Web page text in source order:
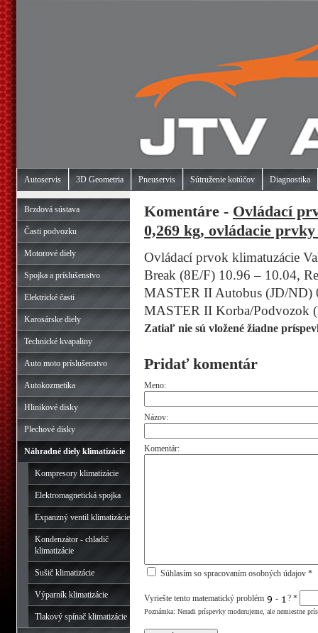
Autoservis 3D Geometria Pneuservis Sútruženie kotúčov Diagnostika
Brzdová sústava
Časti podvozku
Motorové diely
Spojka a príslušenstvo
Elektrické časti
Karosárske diely
Technické kvapaliny
Auto moto príslušenstvo
Autokozmetika
Hlinikové disky
Plechové disky
Náhradné diely klimatizácie
Kompresory klimatizácie
Elektromagnetická spojka
Expanzný ventil klimatizácie
Kondenzátor - chladič
klimatizácie
Sušič klimatizácie
Výparník klimatizácie
Tlakový spínač klimatizácie
Komentáre - Ovládací
0,269 kg, ovládacie
Ovládací prvok klimatuzácie
Break (8E/F) 10.96 – 10.04,
MASTER II Autobus (JD/
MASTER II Korba/Podvozok
Zatiaľ nie sú vložené žiadne
Pridať komentár
Meno:
Názov:
Komentár:
Súhlasím so spracovaním osobných údajov *
Vyriešte tento matematický problém - ? *
Poznámka: Neradi príspevky moderujeme, ale nemiestne